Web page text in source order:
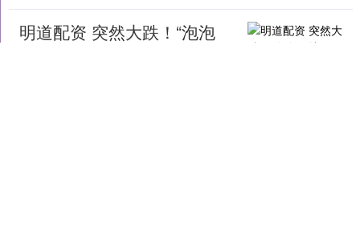
明道配资 突然大跌！“泡泡